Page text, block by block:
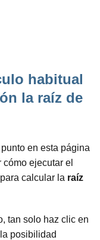
habitual
la raíz de
en esta página
ejecutar el
para calcular la raíz
tan solo haz clic en
posibilidad